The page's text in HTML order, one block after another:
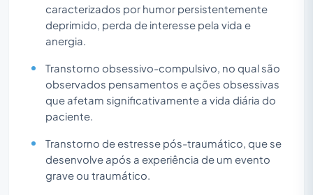
caracterizados por humor persistentemente
deprimido, perda de interesse pela vida e
anergia.
Transtorno obsessivo-compulsivo, no qual são
observados pensamentos e ações obsessivas
que afetam significativamente a vida diária do
paciente.
Transtorno de estresse pós-traumático, que se
desenvolve após a experiência de um evento
grave ou traumático.